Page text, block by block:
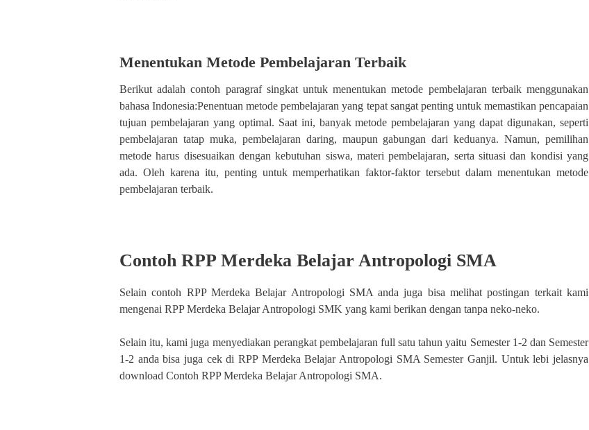
Menentukan Metode Pembelajaran Terbaik
Berikut adalah contoh paragraf singkat untuk menentukan metode pembelajaran terbaik menggunakan
bahasa Indonesia:Penentuan metode pembelajaran yang tepat sangat penting untuk memastikan pencapaian
tujuan pembelajaran yang optimal. Saat ini, banyak metode pembelajaran yang dapat digunakan, seperti
pembelajaran tatap muka, pembelajaran daring, maupun gabungan dari keduanya. Namun, pemilihan
metode harus disesuaikan dengan kebutuhan siswa, materi pembelajaran, serta situasi dan kondisi yang
ada. Oleh karena itu, penting untuk memperhatikan faktor-faktor tersebut dalam menentukan metode
pembelajaran terbaik.
Contoh RPP Merdeka Belajar Antropologi SMA
Selain contoh RPP Merdeka Belajar Antropologi SMA anda juga bisa melihat postingan terkait kami
mengenai RPP Merdeka Belajar Antropologi SMK yang kami berikan dengan tanpa neko-neko.
Selain itu, kami juga menyediakan perangkat pembelajaran full satu tahun yaitu Semester 1-2 dan Semester
1-2 anda bisa juga cek di RPP Merdeka Belajar Antropologi SMA Semester Ganjil. Untuk lebi jelasnya
download Contoh RPP Merdeka Belajar Antropologi SMA.